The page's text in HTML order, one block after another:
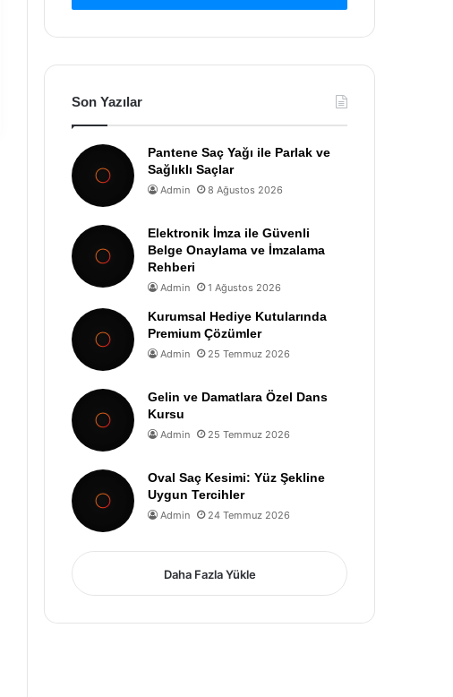
Son Yazılar
Pantene Saç Yağı ile Parlak ve
Sağlıklı Saçlar
Admin 8 Ağustos 2026
Elektronik İmza ile Güvenli
Belge Onaylama ve İmzalama
Rehberi
Admin 1 Ağustos 2026
Kurumsal Hediye Kutularında
Premium Çözümler
Admin 25 Temmuz 2026
Gelin ve Damatlara Özel Dans
Kursu
Admin 25 Temmuz 2026
Oval Saç Kesimi: Yüz Şekline
Uygun Tercihler
Admin 24 Temmuz 2026
Daha Fazla Yükle